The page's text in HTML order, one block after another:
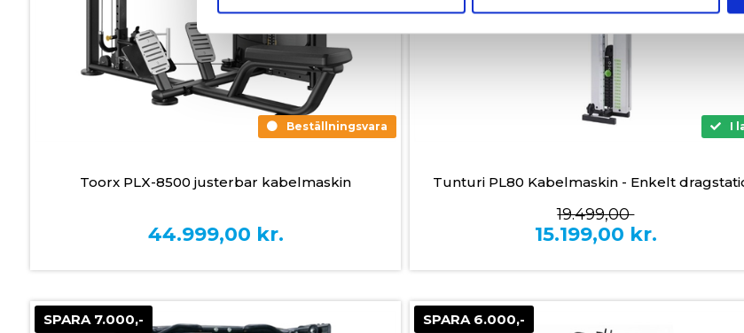
med annan information som du har tillhandahållit eller som de har samlat in när du
Beställningsvara
Toorx PLX-8500 justerbar kabelmaskin
44.999,00 kr.
I
Tunturi PL80 Kabelmaskin - Enkelt
19.499,00
15.199,00 kr.
SPARA 7.000,- SPARA 6.000,-